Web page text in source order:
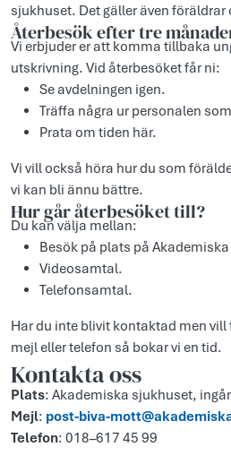
sjukhuset. Det gäller även föräldrar
Återbesök efter tre
Vi erbjuder er att komma tillbaka
utskrivning. Vid återbesöket får ni:
Se avdelningen igen.
Träffa några ur personalen
Prata om tiden här.
Vi vill också höra hur du som
vi kan bli ännu bättre.
Hur går återbesöket till?
Du kan välja mellan:
Besök på plats på
Videosamtal.
Telefonsamtal.
Har du inte blivit kontaktad men vill
mejl eller telefon så bokar vi en tid.
Kontakta oss
Plats: Akademiska sjukhuset,
Mejl: post-biva-
Telefon: 018–617 45 99